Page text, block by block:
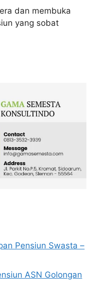
dan membuka
yang sobat
Pensiun Swasta –
ASN Golongan